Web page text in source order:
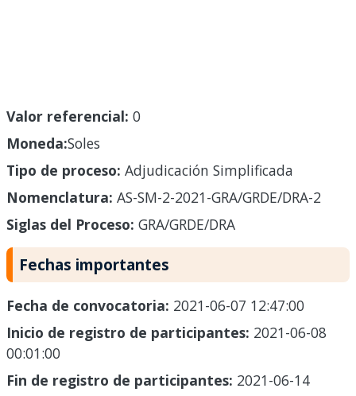
Valor referencial: 0
Moneda:Soles
Tipo de proceso: Adjudicación Simplificada
Nomenclatura: AS-SM-2-2021-GRA/GRDE/DRA-2
Siglas del Proceso: GRA/GRDE/DRA
Fechas importantes
Fecha de convocatoria: 2021-06-07 12:47:00
Inicio de registro de participantes: 2021-06-08
00:01:00
Fin de registro de participantes: 2021-06-14